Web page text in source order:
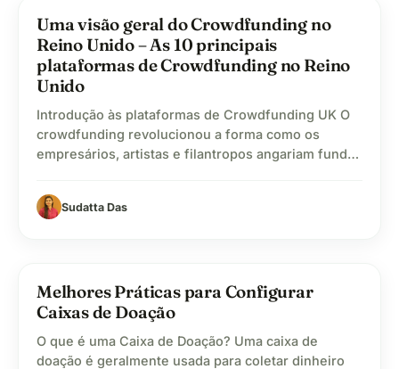
volunteer_activism
Uma visão geral do Crowdfunding no
Reino Unido – As 10 principais
plataformas de Crowdfunding no Reino
Unido
Introdução às plataformas de Crowdfunding UK O
crowdfunding revolucionou a forma como os
empresários, artistas e filantropos angariam fundos
Unido ganhou imensa popularidade, tornando mais
fácil do que nunca para indivíduos e organizações
Sudatta Das
favorite
Melhores Práticas para Configurar
Caixas de Doação
O que é uma Caixa de Doação? Uma caixa de
doação é geralmente usada para coletar dinheiro